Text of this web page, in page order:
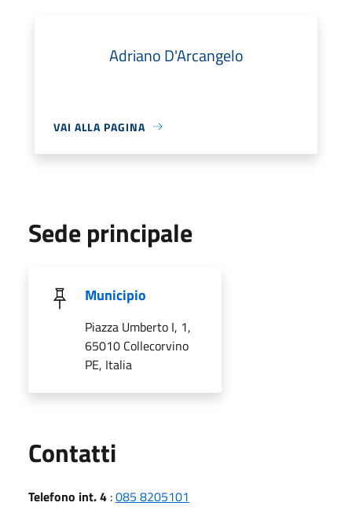
Adriano D'Arcangelo
VAI ALLA PAGINA
Sede principale
Municipio
Piazza Umberto I, 1,
65010 Collecorvino
PE, Italia
Contatti
Telefono int. 4 :085 8205101